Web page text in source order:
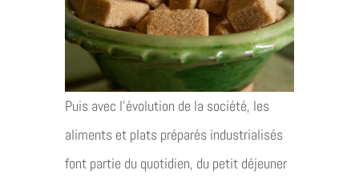
Puis avec l’évolution de la société, les
aliments et plats préparés industrialisés
font partie du quotidien, du petit déjeuner